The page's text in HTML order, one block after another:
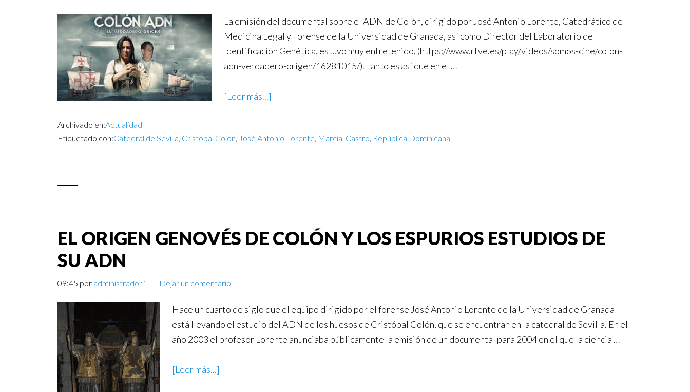
La emisión del documental sobre el ADN de Colón, dirigido por José Antonio Lorente, Catedrático de
Medicina Legal y Forense de la Universidad de Granada, así como Director del Laboratorio de
Identificación Genética, estuvo muy entretenido, (https://www.rtve.es/play/videos/somos-cine/colon-
adn-verdadero-origen/16281015/). Tanto es así que en el …
[Leer más...]
Archivado en:Actualidad
Etiquetado con:Catedral de Sevilla, Cristóbal Colón, José Antonio Lorente, Marcial Castro, República Dominicana
EL ORIGEN GENOVÉS DE COLÓN Y LOS ESPURIOS ESTUDIOS DE
SU ADN
09:45 por administrador1 Dejar un comentario
Hace un cuarto de siglo que el equipo dirigido por el forense José Antonio Lorente de la Universidad de Granada
está llevando el estudio del ADN de los huesos de Cristóbal Colón, que se encuentran en la catedral de Sevilla. En el
año 2003 el profesor Lorente anunciaba públicamente la emisión de un documental para 2004 en el que la ciencia …
[Leer más...]